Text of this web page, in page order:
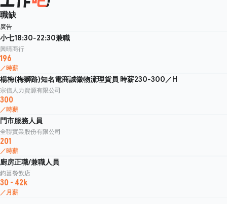
職缺
廣告
小七18:30-22:30兼職
興晴商行
196
／時薪
楊梅(梅獅路)知名電商誠徵物流理貨員 時薪230-300／H
宗信人力資源有限公司
300
／時薪
門市服務人員
全聯實業股份有限公司
201
／時薪
廚房正職/兼職人員
鈞菖餐飲店
30 - 42k
／月薪